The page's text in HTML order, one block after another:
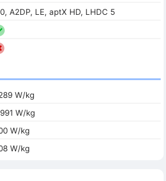
A2DP, LE, aptX HD, LHDC 5
W/kg
W/kg
W/kg
W/kg